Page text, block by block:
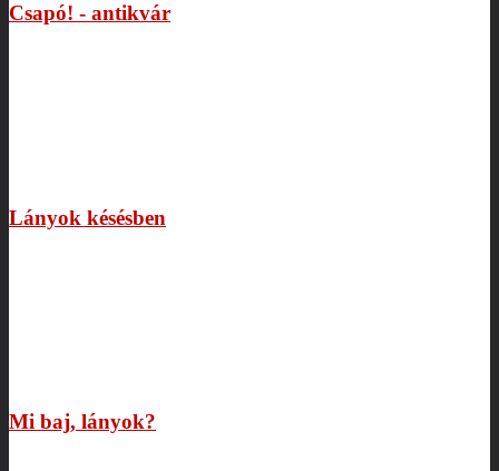
Csapó! - antikvár
Lányok késésben
Mi baj, lányok?